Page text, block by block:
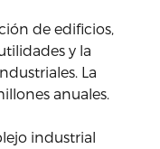
de edificios,
y la
La
anuales.
industrial